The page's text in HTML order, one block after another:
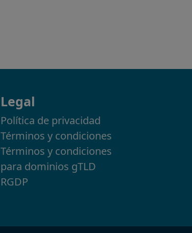
Legal
Política de privacidad
Términos y condiciones
Términos y condiciones
para dominios gTLD
RGDP